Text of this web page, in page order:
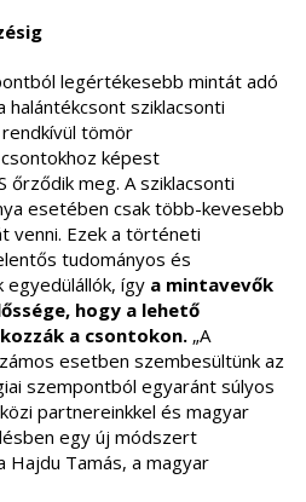
legértékesebb mintát adó
halántékcsont sziklacsonti
tömör
képest
őrződik meg. A sziklacsonti
esetében csak több-kevesebb
venni. Ezek a történeti
tudományos és
így a mintavevők
hogy a lehető
a csontokon. „A
esetben szembesültünk az
szempontból egyaránt súlyos
partnereinkkel és magyar
egy új módszert
Hajdu Tamás, a magyar